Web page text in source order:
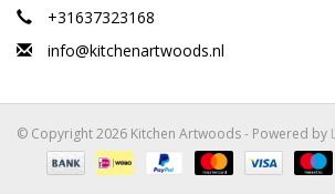
+31637323168
info@kitchenartwoods.nl
© Copyright 2026 Kitchen Artwoods - Powered by